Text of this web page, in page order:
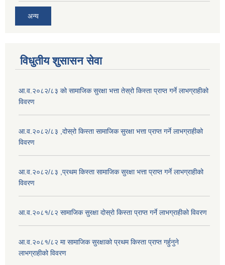
अन्य
विधुतीय शुसासन सेवा
आ.व.२०८२/८३ को सामाजिक सुरक्षा भत्ता तेस्रो किस्ता प्राप्त गर्ने लाभग्राहीको
विवरण
आ.व.२०८२/८३ ,दोस्रो किस्ता सामाजिक सुरक्षा भत्ता प्राप्त गर्ने लाभग्राहीको
विवरण
आ.व.२०८२/८३ ,प्रथम किस्ता सामाजिक सुरक्षा भत्ता प्राप्त गर्ने लाभग्राहीको
विवरण
आ.व.२०८१/८२ सामाजिक सुरक्षा दोस्रो किस्ता प्राप्त गर्ने लाभग्राहीको विवरण
आ.व.२०८१/८२ मा सामाजिक सुरक्षाको प्रथम किस्ता प्राप्त गर्हुनुने
लाभग्राहीको विवरण